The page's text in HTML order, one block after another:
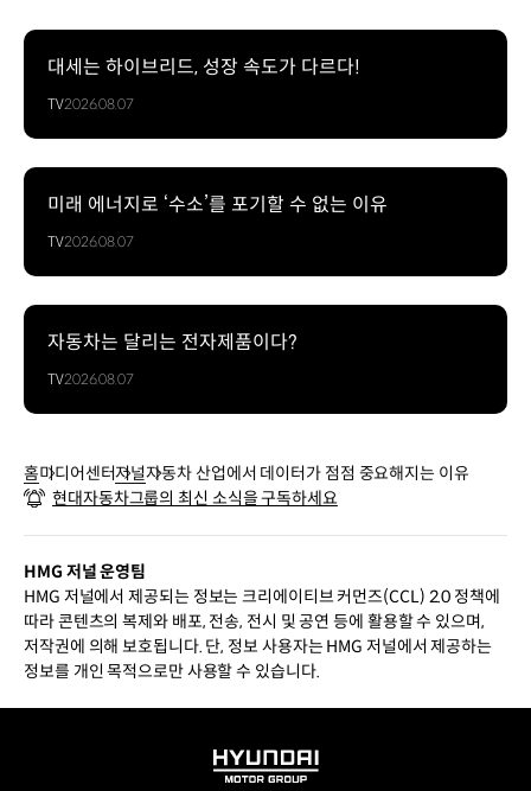
대세는 하이브리드, 성장 속도가 다르다!
TV2026.08.07
미래 에너지로 ‘수소’를 포기할 수 없는 이유
TV2026.08.07
자동차는 달리는 전자제품이다?
TV2026.08.07
홈미디어센터저널자동차 산업에서 데이터가 점점 중요해지는 이유
현대자동차그룹의 최신 소식을 구독하세요
HMG 저널 운영팀
HMG 저널에서 제공되는 정보는 크리에이티브 커먼즈(CCL) 2.0 정책에
따라 콘텐츠의 복제와 배포, 전송, 전시 및 공연 등에 활용할 수 있으며,
저작권에 의해 보호됩니다. 단, 정보 사용자는 HMG 저널에서 제공하는
정보를 개인 목적으로만 사용할 수 있습니다.
HYUNDAI